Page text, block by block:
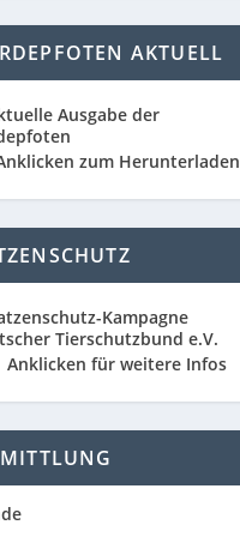
AKTUELL
zum Herunterladen
Anklicken für weitere Infos